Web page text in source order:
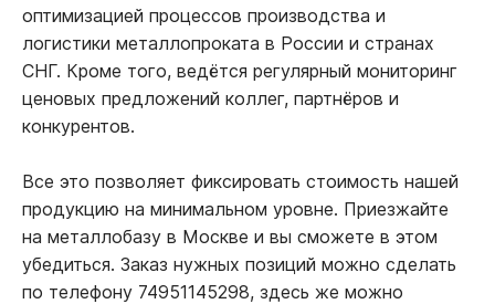
оптимизацией процессов производства и
логистики металлопроката в России и странах
СНГ. Кроме того, ведётся регулярный мониторинг
ценовых предложений коллег, партнёров и
конкурентов.
Все это позволяет фиксировать стоимость нашей
продукцию на минимальном уровне. Приезжайте
на металлобазу в Москве и вы сможете в этом
убедиться. Заказ нужных позиций можно сделать
по телефону 74951145298, здесь же можно